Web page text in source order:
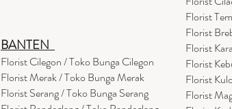
BANTEN
Florist Cilegon / Toko Bunga Cilegon
Florist Merak / Toko Bunga Merak
Florist Serang / Toko Bunga Serang
Florist
Florist
Florist
Florist
Florist
Florist